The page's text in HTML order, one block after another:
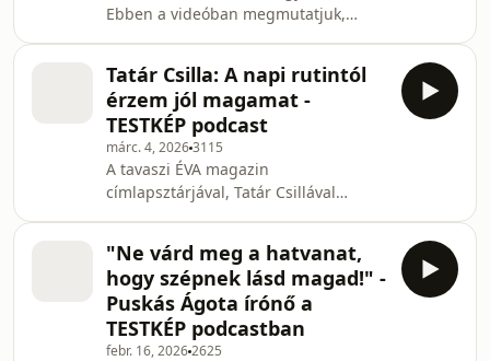
Ebben a videóban megmutatjuk,
Izom spinoff első részében Godó
Fanka sportrehabilitációs tréner és
futóedző segít megérteni, hogyan
működik a farizom erősítés, milyen
gyakorlatok a leghatékonyabbak, és
hogyan kerülheted el a gyakori
hibákat. Beszélünk: – farizom
gyakorlatokról kezdőknek és
Tatár Csilla: A napi rutintól
érzem jól magamat -
TESTKÉP podcast
márc. 4, 20263115
A tavaszi ÉVA magazin
címlapsztárjával, Tatár Csillával
ad choices. Visit
megaphone.fm/adchoices
"Ne várd meg a hatvanat,
hogy szépnek lásd magad!" -
Puskás Ágota írónő a
TESTKÉP podcastban
febr. 16, 20262625